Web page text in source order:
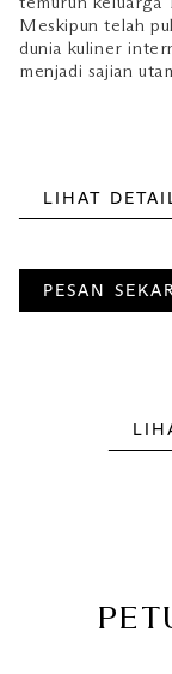
Meskipun telah
dunia kuliner
menjadi sajian
LIHAT
PESAN